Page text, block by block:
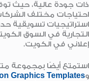
ذات جودة عالية، حيث
احتياجات مختلف
استراتيجيات تسويقية
التجارية في السوق
إعلاني في الكويت.
استمتع أيضًا بمجموعة
وGraphics Templates